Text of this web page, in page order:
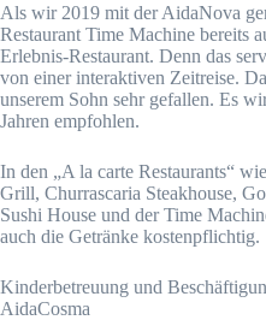
Als wir 2019 mit der AidaNova
Restaurant Time Machine bereits
Erlebnis-Restaurant. Denn das
von einer interaktiven Zeitreise.
unserem Sohn sehr gefallen. Es
Jahren empfohlen.
In den „A la carte Restaurants“
Grill, Churrascaria Steakhouse,
Sushi House und der Time
auch die Getränke kostenpflichtig.
Kinderbetreuung und
AidaCosma